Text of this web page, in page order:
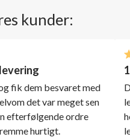
kunder:
fik dem besvaret med
det var meget sen
efterfølgende ordre
hurtigt.